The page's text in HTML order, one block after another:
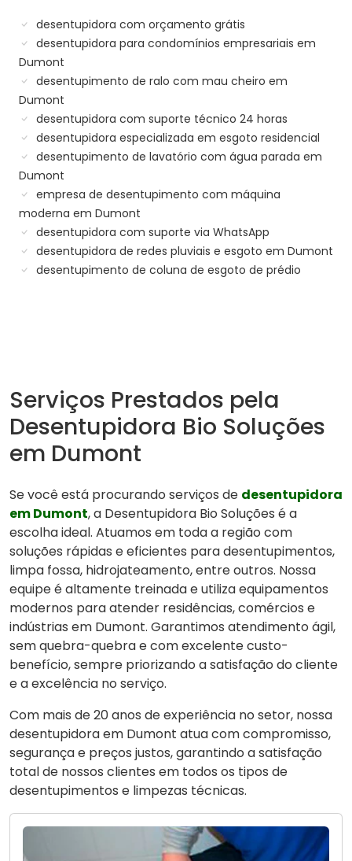
desentupidora com orçamento grátis
desentupidora para condomínios empresariais em
Dumont
desentupimento de ralo com mau cheiro em
Dumont
desentupidora com suporte técnico 24 horas
desentupidora especializada em esgoto residencial
desentupimento de lavatório com água parada em
Dumont
empresa de desentupimento com máquina
moderna em Dumont
desentupidora com suporte via WhatsApp
desentupidora de redes pluviais e esgoto em Dumont
desentupimento de coluna de esgoto de prédio
Serviços Prestados pela
Desentupidora Bio Soluções
em Dumont
Se você está procurando serviços de desentupidora
em Dumont, a Desentupidora Bio Soluções é a
escolha ideal. Atuamos em toda a região com
soluções rápidas e eficientes para desentupimentos,
limpa fossa, hidrojateamento, entre outros. Nossa
equipe é altamente treinada e utiliza equipamentos
modernos para atender residências, comércios e
indústrias em Dumont. Garantimos atendimento ágil,
sem quebra-quebra e com excelente custo-
benefício, sempre priorizando a satisfação do cliente
e a excelência no serviço.
Com mais de 20 anos de experiência no setor, nossa
desentupidora em Dumont atua com compromisso,
segurança e preços justos, garantindo a satisfação
total de nossos clientes em todos os tipos de
desentupimentos e limpezas técnicas.